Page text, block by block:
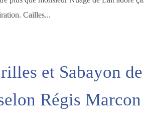
Cailles...
et Sabayon de
Régis Marcon